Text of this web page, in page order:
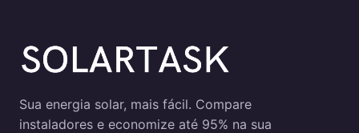
Sua energia solar, mais fácil. Compare
instaladores e economize até 95% na sua